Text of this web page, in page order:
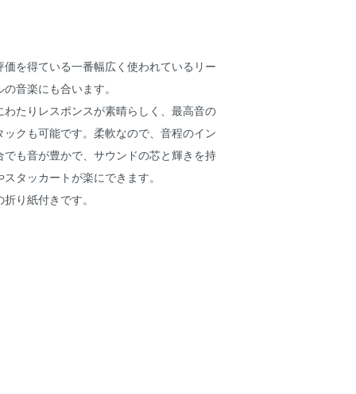
を得ている一番幅広く使われているリー
音楽にも合います。
わたりレスポンスが素晴らしく、最高音の
ックも可能です。柔軟なので、音程のイン
でも音が豊かで、サウンドの芯と輝きを持
タッカートが楽にできます。
り紙付きです。